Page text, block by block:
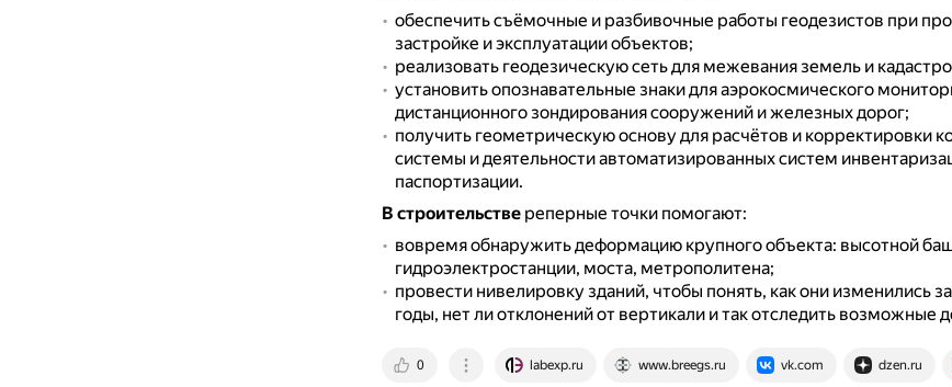
обеспечить съёмочные и разбивочные работы геодезистов при
застройке и эксплуатации объектов;
реализовать геодезическую сеть для межевания земель и
установить опознавательные знаки для аэрокосмического
дистанционного зондирования сооружений и железных дорог;
получить геометрическую основу для расчётов и корректировки
системы и деятельности автоматизированных систем
паспортизации.
В строительствереперные точки помогают:
вовремя обнаружить деформацию крупного объекта: высотной
гидроэлектростанции, моста, метрополитена;
провести нивелировку зданий, чтобы понять, как они изменились
годы, нет ли отклонений от вертикали и так отследить возможные
0 labexp.ru www.breegs.ru vk.com dzen.ru